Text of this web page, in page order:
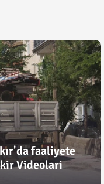
faaliyete
Videolari